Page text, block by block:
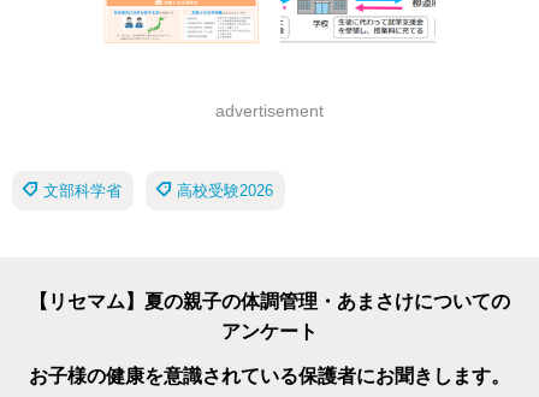
advertisement
文部科学省 高校受験2026
【リセマム】夏の親子の体調管理・あまさけについての
アンケート
お子様の健康を意識されている保護者にお聞きします。